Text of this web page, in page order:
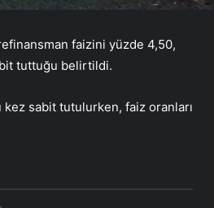
refinansman faizini yüzde 4,50,
tuttuğu belirtildi.
kez sabit tutulurken, faiz oranları